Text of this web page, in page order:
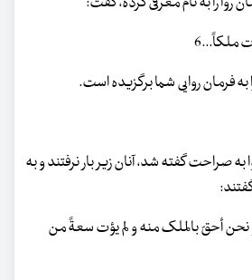
ملکاً...6
فرمان روایی شما برگزیده است.
به صراحت گفته شد، آنان زیر بار نرفتند و به
و نحن أحقّ بالملک منه و لم یؤت سعةً من